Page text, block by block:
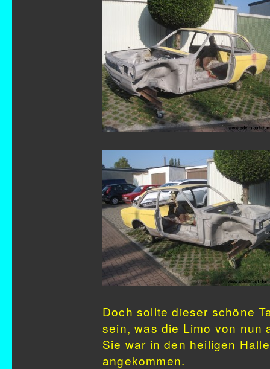
Doch sollte dieser schöne
sein, was die Limo von nun
Sie war in den heiligen
angekommen.